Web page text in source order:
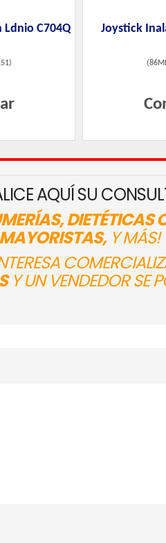
C704Q
)
Joystick
(
AQUÍ SU
DIETÉTICAS
MAYORISTAS,Y MÁS!
Y UN VENDEDOR SE